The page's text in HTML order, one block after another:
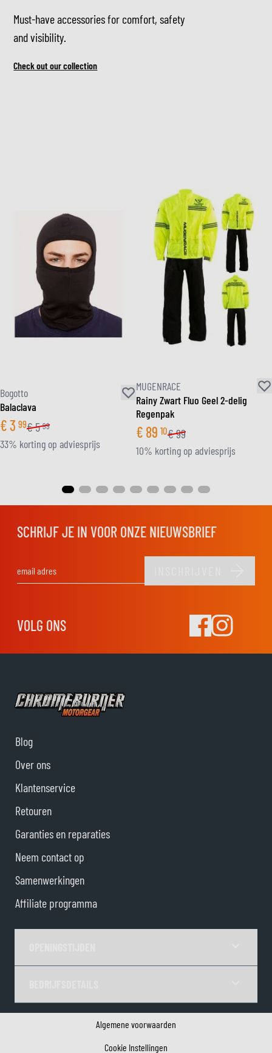
Must-have accessories for comfort, safety
and visibility.
Check out our collection
Bogotto
Balaclava
€3 99€5 99
33% korting op adviesprijs
MUGENRACE
Rainy Zwart Fluo Geel 2-delig
Regenpak
€ 89 10€99
10% korting op adviesprijs
SCHRIJF JE IN VOOR ONZE NIEUWSBRIEF
VOLG ONS
Blog
Over ons
Klantenservice
Retouren
Garanties en reparaties
Neem contact op
Samenwerkingen
Affiliate programma
Algemene voorwaarden
Cookie Instellingen